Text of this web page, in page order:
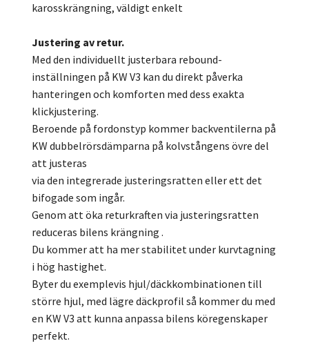
karosskrängning, väldigt enkelt
Justering av retur.
Med den individuellt justerbara rebound-
inställningen på KW V3 kan du direkt påverka
hanteringen och komforten med dess exakta
klickjustering.
Beroende på fordonstyp kommer backventilerna på
KW dubbelrörsdämparna på kolvstångens övre del
att justeras
via den integrerade justeringsratten eller ett det
bifogade som ingår.
Genom att öka returkraften via justeringsratten
reduceras bilens krängning .
Du kommer att ha mer stabilitet under kurvtagning
i hög hastighet.
Byter du exemplevis hjul/däckkombinationen till
större hjul, med lägre däckprofil så kommer du med
en KW V3 att kunna anpassa bilens köregenskaper
perfekt.